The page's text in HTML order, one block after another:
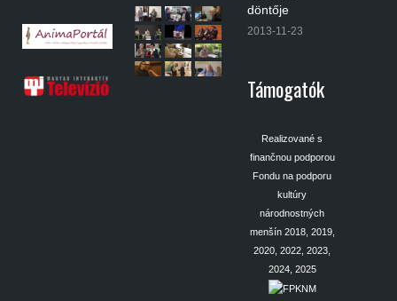
döntője
2013-11-23
Támogatók
Realizované s
finančnou podporou
Fondu na podporu
kultúry
národnostných
menšín 2018, 2019,
2020, 2022, 2023,
2024, 2025